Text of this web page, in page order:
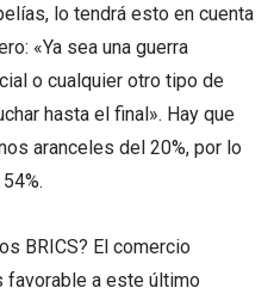
lo tendrá esto en cuenta
«Ya sea una guerra
o cualquier otro tipo de
hasta el final». Hay que
aranceles del 20%, por lo
BRICS? El comercio
a este último